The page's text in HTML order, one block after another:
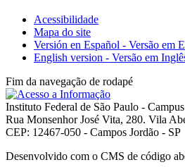
Acessibilidade
Mapa do site
Versión en Español - Versão em
English version - Versão em
Fim da navegação de rodapé
Instituto Federal de São Paulo -
Rua Monsenhor José Vita, 280. Vila
CEP: 12467-050 - Campos Jordão - SP
Desenvolvido com o CMS de código